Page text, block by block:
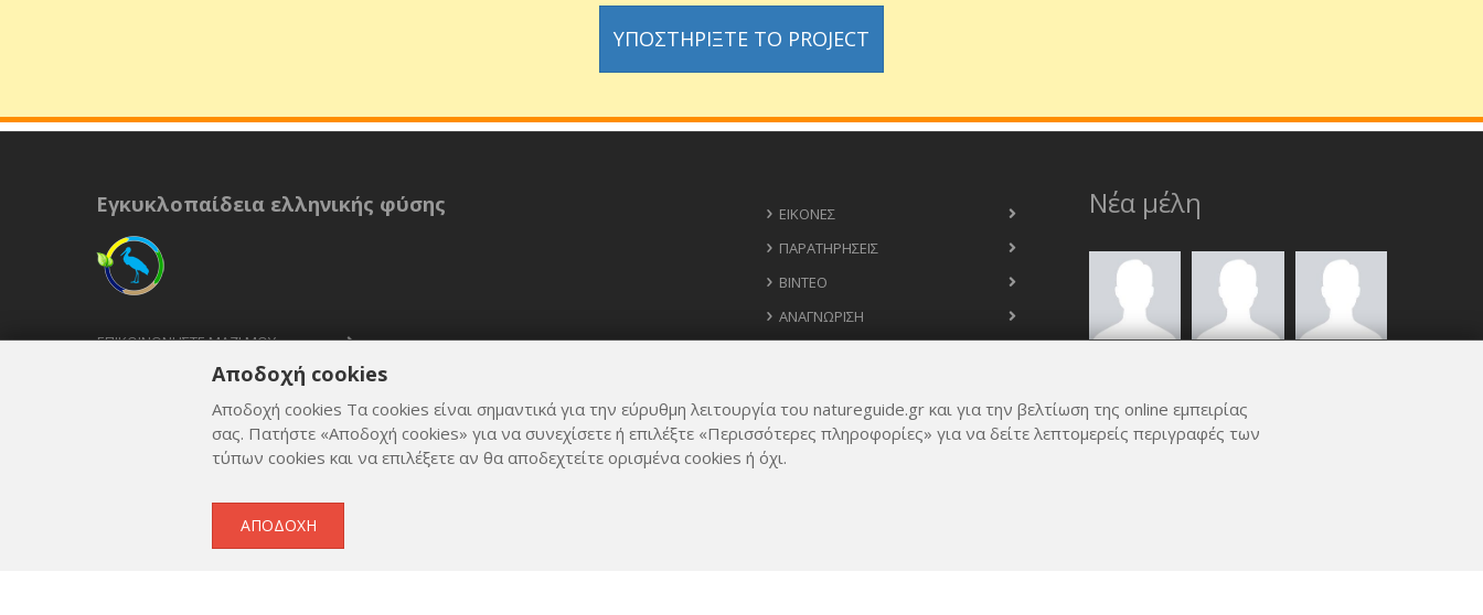
ΥΠΟΣΤΗΡΊΞΤΕ ΤΟ PROJECT
Εγκυκλοπαίδεια ελληνικής φύσης
ΕΠΙΚΟΙΝΩΝΉΣΤΕ ΜΑΖΊ ΜΟΥ
ΟΡΟΙ ΚΑΙ ΠΡΟΫΠΟΘΈΣΕΙΣ
ΠΟΛΙΤΙΚΉ ΑΠΟΡΡΉΤΟΥ
ΕΙΚΌΝΕΣ
ΠΑΡΑΤΗΡΉΣΕΙΣ
ΒΊΝΤΕΟ
ΑΝΑΓΝΏΡΙΣΗ
ΙΔΈΕΣ ΓΙΑ ΕΦΑΡΜΟΓΉ
Νέα μέλη
Αποδοχή cookies
Αποδοχή cookies Τα cookies είναι σημαντικά για την εύρυθμη λειτουργία του natureguide.gr και για την βελτίωση της online εμπειρίας
σας. Πατήστε «Αποδοχή cookies» για να συνεχίσετε ή επιλέξτε «Περισσότερες πληροφορίες» για να δείτε λεπτομερείς περιγραφές των
τύπων cookies και να επιλέξετε αν θα αποδεχτείτε ορισμένα cookies ή όχι.
ΑΠΟΔΟΧΉ